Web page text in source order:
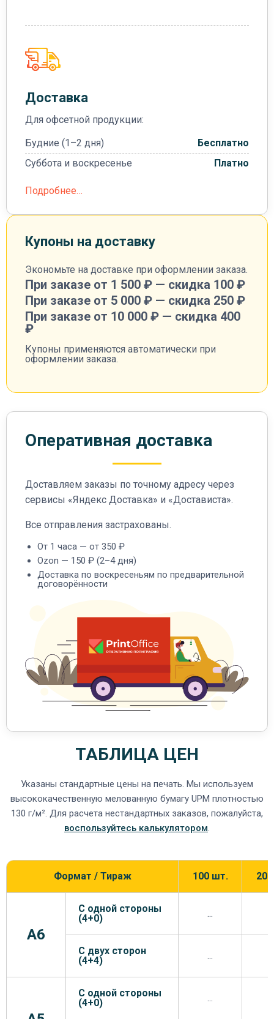
Доставка
Для офсетной продукции:
Будние (1–2 дня)
Бесплатно
Суббота и воскресенье
Платно
Подробнее…
Купоны на доставку
Экономьте на доставке при оформлении заказа.
При заказе от 1 500 ₽ — скидка 100 ₽
При заказе от 5 000 ₽ — скидка 250 ₽
При заказе от 10 000 ₽ — скидка 400
₽
Купоны применяются автоматически при
оформлении заказа.
Оперативная доставка
Доставляем заказы по точному адресу через
сервисы «Яндекс Доставка» и «Достависта».
Все отправления застрахованы.
От 1 часа — от 350 ₽
Ozon — 150 ₽ (2–4 дня)
Доставка по воскресеньям по предварительной
договорённости
ТАБЛИЦА ЦЕН
Указаны стандартные цены на печать. Мы используем
высококачественную мелованную бумагу UPM плотностью
130 г/м². Для расчета нестандартных заказов, пожалуйста,
воспользуйтесь калькулятором.
Формат / Тираж 100 шт.
A6
С одной стороны
(4+0)
...
С двух сторон
(4+4)
...
С одной стороны
(4+0)
...